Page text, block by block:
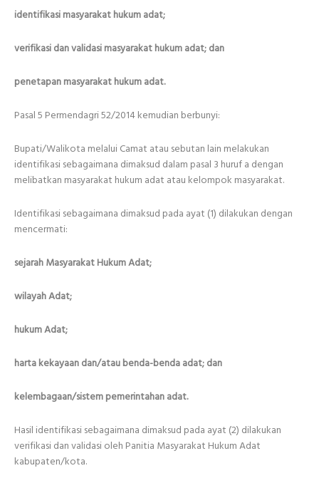
identifikasi masyarakat hukum adat;
verifikasi dan validasi masyarakat hukum adat; dan
penetapan masyarakat hukum adat.
Pasal 5 Permendagri 52/2014 kemudian berbunyi:
Bupati/Walikota melalui Camat atau sebutan lain melakukan
identifikasi sebagaimana dimaksud dalam pasal 3 huruf a dengan
melibatkan masyarakat hukum adat atau kelompok masyarakat.
Identifikasi sebagaimana dimaksud pada ayat (1) dilakukan dengan
mencermati:
sejarah Masyarakat Hukum Adat;
wilayah Adat;
hukum Adat;
harta kekayaan dan/atau benda-benda adat; dan
kelembagaan/sistem pemerintahan adat.
Hasil identifikasi sebagaimana dimaksud pada ayat (2) dilakukan
verifikasi dan validasi oleh Panitia Masyarakat Hukum Adat
kabupaten/kota.